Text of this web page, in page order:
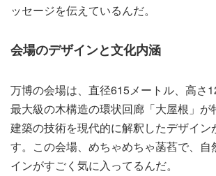
ッセージを伝えているんだ。
会場のデザインと文化内涵
万博の会場は、直径615メートル、高さ
最大級の木構造の環状回廊「大屋根」が
建築の技術を現代的に解釈したデザイン
す。この会場、めちゃめちゃ菡萏で、自
インがすごく気に入ってるんだ。